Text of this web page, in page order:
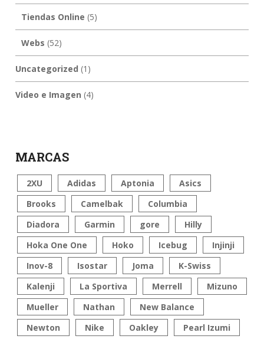
Tiendas Online (5)
Webs (52)
Uncategorized (1)
Video e Imagen (4)
MARCAS
2XU Adidas Aptonia
Asics
Brooks
Camelbak
Columbia
Diadora
Garmin gore
Hilly
Hoka One One
Hoko Icebug
Injinji
Inov-8
Isostar Joma
K-Swiss
Kalenji
La Sportiva Merrell
Mizuno
Mueller
Nathan
New Balance
Newton
Nike Oakley Pearl Izumi